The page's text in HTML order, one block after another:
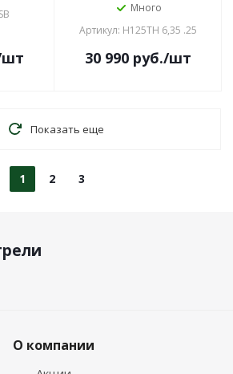
Много
Артикул: H125TH 6,35 .25
30 990 руб./шт
Показать еще
1 2 3
О компании